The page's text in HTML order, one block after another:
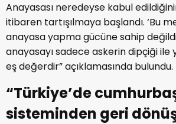
Anayasası neredeyse kabul
itibaren tartışılmaya başlandı. ‘Bu
anayasa yapma gücüne sahip
anayasayı sadece askerin dipçiği ile
eş değerdir” açıklamasında bulundu.
“Türkiye’de
sisteminden geri